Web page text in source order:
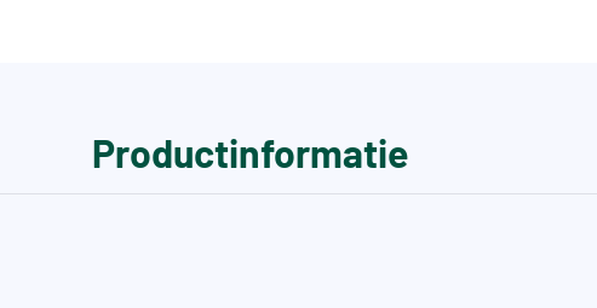
Productinformatie